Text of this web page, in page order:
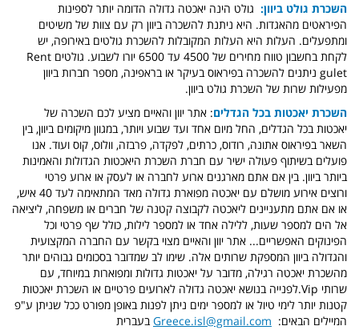
השכרת גולט ביוון: גולט הינה יאכטה גדולה הדומה יותר לספינות
הפיראטים מהאגדות. היא ניתנת להשכרה ביוון רק עם צוות של משיטים
ומתפעלים. העלות היא העלות המקובלות להשכרת גולטים באירופה, יש
לקחת בחשבון טווח מחירים של 4500 עד 6500 יורו לשבוע. גולטים
Rent
gulet ניתנים להשכרה בפיראוס בעיקר או בראפינה, מספר חברות ביוון
מפעילות שרות של השכרת גולט ביוון.
השכרת יאכטות בכל הגדלים: אתר יוון והאיים מציע לכם השכרה של
יאכטות בכל הגדלים, החל מיום אחד ועד שבוע ויותר, במגוון מיקומים ביוון, בין
השאר בפיראוס אתונה, רודוס, כרתים, לפקדה, פרבזה, וולוס, קוס ועוד. אנו
פועלים בשיתוף פעולה ישיר עם חברת השכרת היאכטות הגדולות והאמינות
ביותר ביוון. בין אם אתם מארגנים ארוע לחברה או לעסק או ארוע פרטי
ורוצים אירוע מושלם עם יאכטה מפוארת גדולה מאד המתאימה לעד 40 איש,
או אם אתם מתעניינים ליאכטה לקבוצה קטנה של חברים או משפחה, ליציאה
אל הים למספר שעות, ללילה אחד או למספר לילות, כולל שף פרטי וכל
הפינוקים האפשריים... אתר יוון והאיים מצוי בקשר עם החברה המקצועית
והגדולה ביוון המספקת שרותים אלה. שימו לב שמדובר בסכומים גבוהים יותר
מהשכרת יאכטה רגילה, מדובר על יאכטות גדולות ומפוארות במיוחד, עם
שרותי Vip.לפנייה בנושא יאכטה גדולה לארועים פרטיים או השכרת יאכטות
קטנות יותר לימי טיול או למספר ימים ניתן לפנות באופן מפורט ככל שניתן ע"פ
המיילים הבאים: Greece.isl@gmail.comבעברית